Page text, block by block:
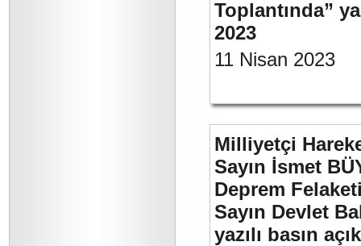
Toplantında”
2023
11 Nisan 2023
Milliyetçi
Sayın İsmet
Deprem
Sayın Devlet
yazılı basın